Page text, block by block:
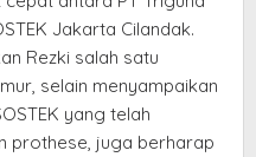
Jakarta Cilandak.
Rezki salah satu
selain menyampaikan
yang telah
prothese, juga berharap